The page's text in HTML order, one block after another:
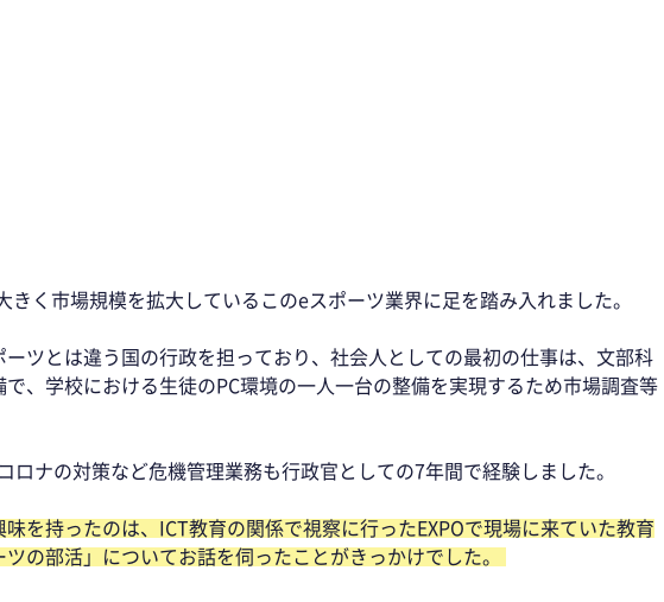
きく市場規模を拡大しているこのeスポーツ業界に足を踏み入れました。
ーツとは違う国の行政を担っており、社会人としての最初の仕事は、文部科
、学校における生徒のPC環境の一人一台の整備を実現するため市場調査等
ロナの対策など危機管理業務も行政官としての7年間で経験しました。
を持ったのは、ICT教育の関係で視察に行ったEXPOで現場に来ていた教育
の部活」についてお話を伺ったことがきっかけでした。